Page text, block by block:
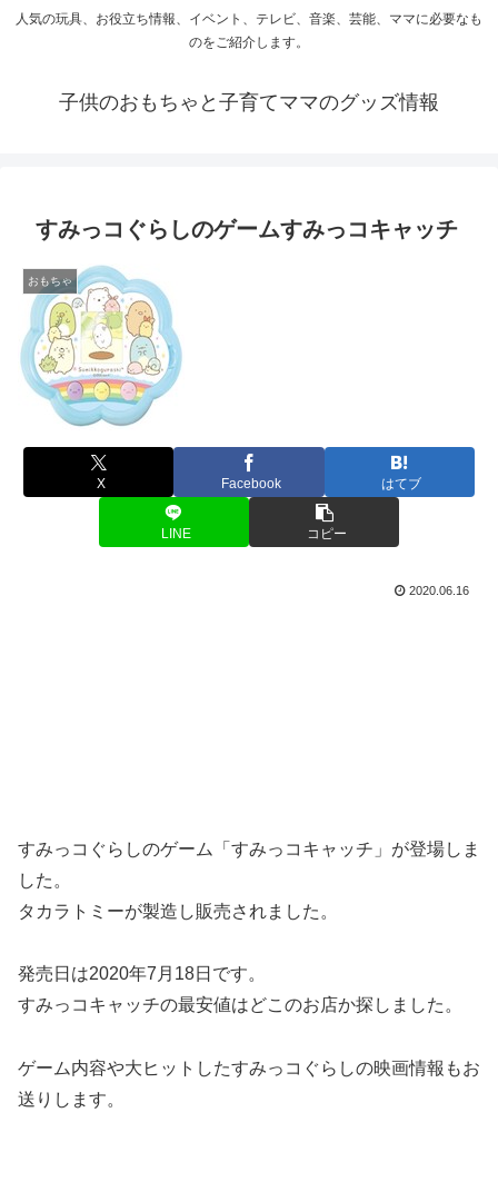
人気の玩具、お役立ち情報、イベント、テレビ、音楽、芸能、ママに必要なも
のをご紹介します。
子供のおもちゃと子育てママのグッズ情報
すみっコぐらしのゲームすみっコキャッチ
おもちゃ
X Facebook はてブ
LINE コピー
2020.06.16
すみっコぐらしのゲーム「すみっコキャッチ」が登場しま
した。
タカラトミーが製造し販売されました。
発売日は2020年7月18日です。
すみっコキャッチの最安値はどこのお店か探しました。
ゲーム内容や大ヒットしたすみっコぐらしの映画情報もお
送りします。